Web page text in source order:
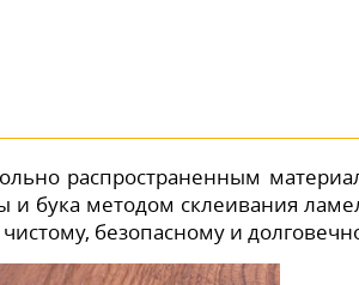
распространенным
и бука методом склеивания
безопасному и